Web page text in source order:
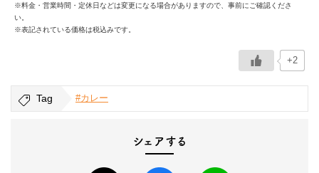
※料金・営業時間・定休日などは変更になる場合がありますので、事前にご確認くださ
い。
※表記されている価格は税込みです。
+2
Tag #カレー
シェアする